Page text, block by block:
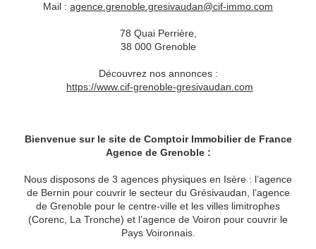
Mail : agence.grenoble.gresivaudan@cif-immo.com
78 Quai Perrière,
38 000 Grenoble
Découvrez nos annonces :
https://www.cif-grenoble-gresivaudan.com
Bienvenue sur le site de Comptoir Immobilier de France
Agence de Grenoble :
Nous disposons de 3 agences physiques en Isère : l’agence
de Bernin pour couvrir le secteur du Grésivaudan, l’agence
de Grenoble pour le centre-ville et les villes limitrophes
(Corenc, La Tronche) et l’agence de Voiron pour couvrir le
Pays Voironnais.